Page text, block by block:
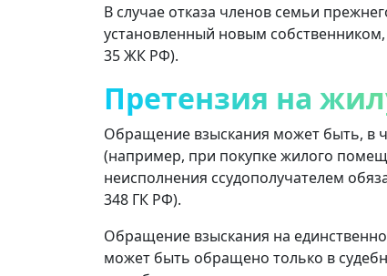
В случае отказа членов семьи
установленный новым
35 ЖК РФ).
Претензия на
Обращение взыскания может быть, в
(например, при покупке жилого
неисполнения ссудополучателем
348 ГК РФ).
Обращение взыскания на
может быть обращено только в